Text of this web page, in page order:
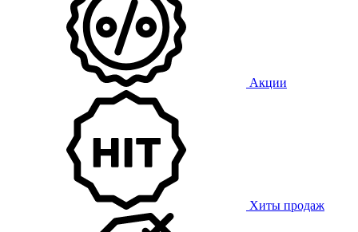
Акции
Хиты продаж